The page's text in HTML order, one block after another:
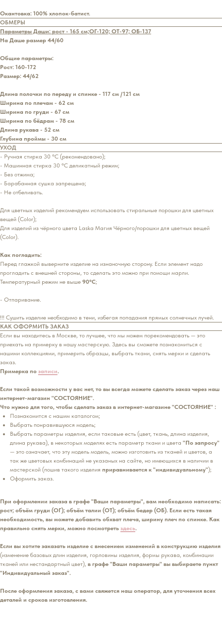
Окантовка: 100% хлопок-батист.
ОБМЕРЫ
Параметры Даши: рост - 165 см;ОГ-120; ОТ-97; ОБ-137
На Даше размер 44/60
Общие параметры:
Рост: 160-172
Размер: 44/62
Длина полочки по переду и спинке - 117 см /121 см
Ширина по плечам - 62 см
Ширина по груди - 67 см
Ширина по бёдрам - 78 см
Длина рукава - 52 см
Глубина проймы - 30 см
УХОД
- Ручная стирка 30 °С (рекомендовано);
- Машинная стирка 30 °С деликатный режим;
- Без отжима;
- Барабанная сушка запрещена;
- Не отбеливать.
Для цветных изделий рекомендуем использовать стиральные порошки для цветных
вещей (Color);
Для изделий из чёрного цвета Laska Магия Чёрного/порошки для цветных вещей
(Color).
Как погладить:
Перед глажкой выверните изделие на изнаночную сторону. Если элемент надо
прогладить с внешней стороны, то сделать это можно при помощи марли.
Температурный режим не выше 90°С;
- Отпаривание.
!!! Сушить изделие необходимо в тени, избегая попадания прямых солнечных лучей.
КАК ОФОРМИТЬ ЗАКАЗ
Если вы находитесь в Москве, то лучшее, что мы можем порекомендовать — это
приехать на примерку в нашу мастерскую. Здесь вы сможете познакомиться с
нашими коллекциями, примерить образцы, выбрать ткани, снять мерки и сделать
заказ.
Примерка по записи.
Если такой возможности у вас нет, то вы всегда можете сделать заказ через наш
интернет-магазин "СОСТОЯНИЕ".
Что нужно для того, чтобы сделать заказ в интернет-магазине "СОСТОЯНИЕ" :
Познакомится с нашим каталогом;
Выбрать понравившуюся модель;
Выбрать параметры изделия, если таковые есть (цвет, ткань, длина изделия,
длина рукава), в некоторых моделях есть параметр ткани и цвета "По запросу"
— это означает, что эту модель модель, можно изготовить из тканей и цветов, а
так же цветовых комбинаций не указаных на сайте, но имеющихся в наличии в
мастерской (пошив такого изделия приравнивается к "индивидуальному");
Оформить заказ.
При оформлении заказа в графе "Ваши параметры", вам необходимо написать:
рост; объём груди (ОГ); объём талии (ОТ); объём бедер (ОБ). Если есть такая
необходимость, вы можете добавить обхват плеча, ширину плеч по спинке. Как
правильно снять мерки, можно посмотреть здесь.
Если вы хотите заказать изделие с внесением изменений в конструкцию изделия
(изменение базовых длин изделия, горловины изделия, формы рукава, комбинации
тканей или нестандартный цвет), в графе "Ваши параметры" вы выбираете пункт
"Индивидуальный заказ".
После оформления заказа, с вами свяжется наш оператор, для уточнения всех
деталей и сроков изготовления.